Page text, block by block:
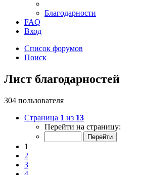
Благодарности
FAQ
Вход
Список форумов
Поиск
Лист благодарностей
304 пользователя
Страница 1 из 13
Перейти на страницу:
1
2
3